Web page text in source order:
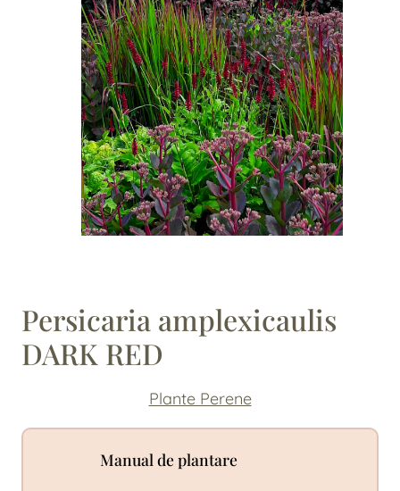
Persicaria amplexicaulis
DARK RED
Plante Perene
Manual de plantare